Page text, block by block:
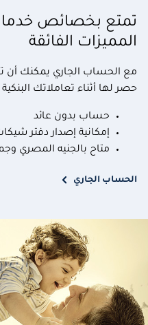
تمتع بخصائص خدمات
المميزات الفائقة
مع الحساب الجاري يمكنك أن
حصر لها أثناء تعاملاتك البنكية
حساب بدون عائد
إمكانية إصدار دفتر
متاح بالجنيه المصري
الحساب الجاري